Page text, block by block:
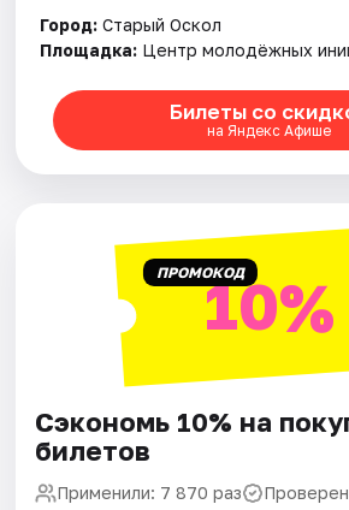
Город: Старый Оскол
Площадка: Центр молодёжных
Билеты со
на Яндекс Афише
ПРОМОКОД10%
Сэкономь 10% на
билетов
Применили: 7 870 раз